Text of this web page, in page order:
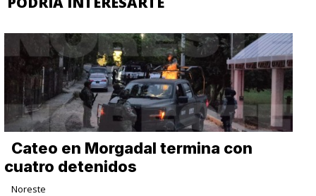
Cateo en Morgadal termina con
cuatro detenidos
Noreste